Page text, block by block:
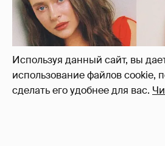
Используя данный сайт, вы
использование файлов cookie,
сделать его удобнее для вас.